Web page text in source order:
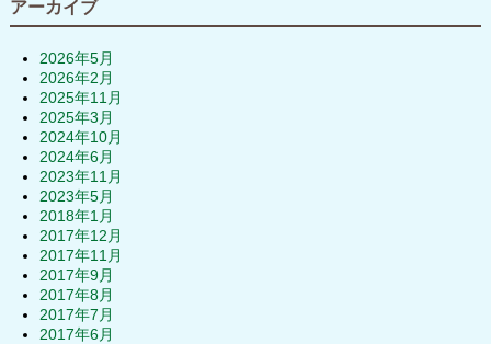
アーカイブ
2026年5月
2026年2月
2025年11月
2025年3月
2024年10月
2024年6月
2023年11月
2023年5月
2018年1月
2017年12月
2017年11月
2017年9月
2017年8月
2017年7月
2017年6月